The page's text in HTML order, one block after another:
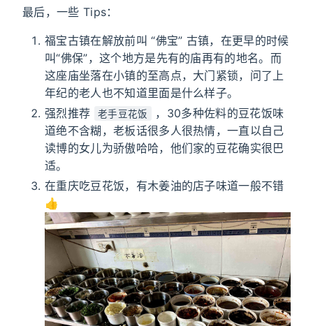
最后，一些 Tips：
福宝古镇在解放前叫 “佛宝” 古镇，在更早的时候
叫“佛保”，这个地方是先有的庙再有的地名。而
这座庙坐落在小镇的至高点，大门紧锁，问了上
年纪的老人也不知道里面是什么样子。
强烈推荐
老手豆花饭
，30多种佐料的豆花饭味
道绝不含糊，老板话很多人很热情，一直以自己
读博的女儿为骄傲哈哈，他们家的豆花确实很巴
适。
在重庆吃豆花饭，有木姜油的店子味道一般不错
👍